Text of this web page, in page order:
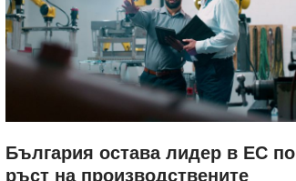
България остава лидер в ЕС по
ръст на производствените